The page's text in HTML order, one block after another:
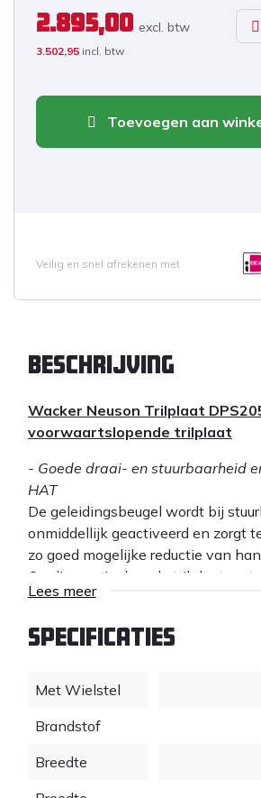
2.895,00 excl. btw
3.502,95 incl. btw
Toevoegen aan
Veilig en snel afrekenen met
Beschrijving
Wacker Neuson Trilplaat
voorwaartslopende trilplaat
- Goede draai- en stuurbaarheid
HAT
De geleidingsbeugel wordt bij
onmiddellijk geactiveerd en zorgt
zo goed mogelijke reductie van
Op die manier kan de trilplaat met
inspanning comfortabel bestuurd
op het apparaat overgebracht. Dat
- Brede, ergonomische handgreep
De draaggreep vooraan aan de
comfortabel door meerdere
Lees meer
Specificaties
Met Wielstel
Brandstof
Breedte